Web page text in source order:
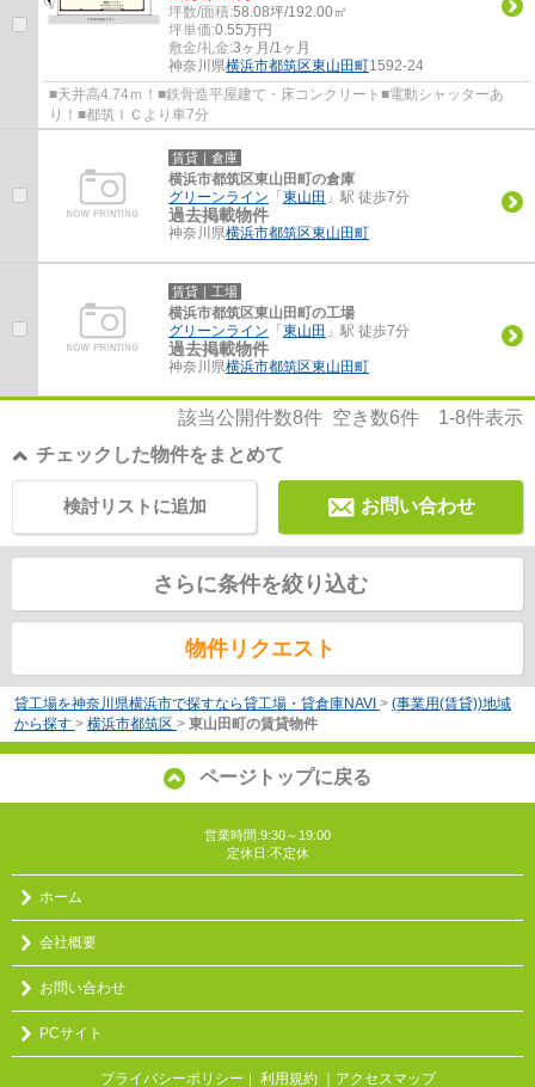
坪数/面積:58.08坪/192.00㎡
坪単価:0.55万円
敷金/礼金:3ヶ月/1ヶ月
神奈川県横浜市都筑区東山田町1592-24
■天井高4.74ｍ！■鉄骨造平屋建て・床コンクリート■電動シャッターあ
り！■都筑ＩＣより車7分
賃貸｜倉庫
横浜市都筑区東山田町の倉庫
グリーンライン 「 東山田 」駅 徒歩7分
過去掲載物件
神奈川県横浜市都筑区東山田町
賃貸｜工場
横浜市都筑区東山田町の工場
グリーンライン 「 東山田 」駅 徒歩7分
過去掲載物件
神奈川県横浜市都筑区東山田町
該当公開件数8件 空き数6件 1-8件表示
チェックした物件をまとめて
お問い合わせ
検討リストに追加
さらに条件を絞り込む
物件リクエスト
貸工場を神奈川県横浜市で探すなら貸工場・貸倉庫NAVI > (事業用(賃貸))地域
から探す > 横浜市都筑区 > 東山田町の賃貸物件
ページトップに戻る
営業時間:9:30～19:00
定休日:不定休
ホーム
会社概要
お問い合わせ
PCサイト
プライバシーポリシー ｜ 利用規約 ｜アクセスマップ